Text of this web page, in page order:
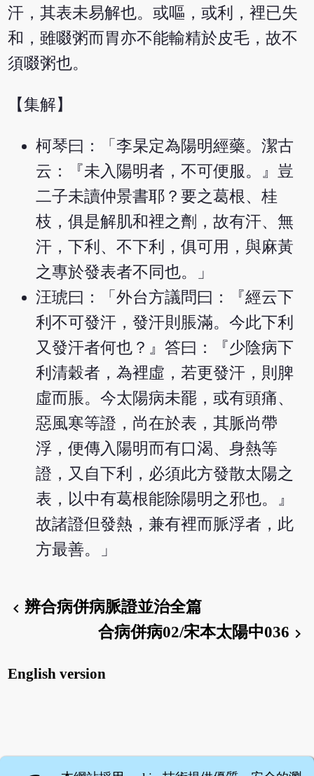
汗，其表未易解也。或嘔，或利，裡已失
和，雖啜粥而胃亦不能輸精於皮毛，故不
須啜粥也。
【集解】
柯琴曰：「李杲定為陽明經藥。潔古
云：『未入陽明者，不可便服。』豈
二子未讀仲景書耶？要之葛根、桂
枝，俱是解肌和裡之劑，故有汗、無
汗，下利、不下利，俱可用，與麻黃
之專於發表者不同也。」
汪琥曰：「外台方議問曰：『經云下
利不可發汗，發汗則脹滿。今此下利
又發汗者何也？』答曰：『少陰病下
利清穀者，為裡虛，若更發汗，則脾
虛而脹。今太陽病未罷，或有頭痛、
惡風寒等證，尚在於表，其脈尚帶
浮，便傳入陽明而有口渴、身熱等
證，又自下利，必須此方發散太陽之
表，以中有葛根能除陽明之邪也。』
故諸證但發熱，兼有裡而脈浮者，此
方最善。」
chevron_left辨合病併病脈證並治全篇
合病併病02/宋本太陽中036 chevron_right
English version